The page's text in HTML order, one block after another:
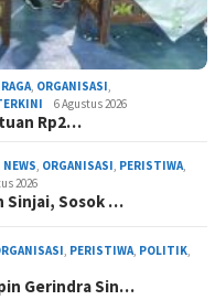
ORGANISASI
6 Agustus 2026
Rp2…
NEWS ORGANISASI PERISTIWA
2026
Sinjai, Sosok …
PERISTIWA POLITIK
Gerindra Sin…